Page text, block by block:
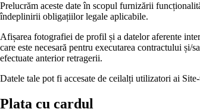
Prelucrăm aceste date în scopul furnizării
îndeplinirii obligațiilor legale aplicabile.
Afișarea fotografiei de profil și a datelor aferente
care este necesară pentru executarea contractului
efectuate anterior retragerii.
Datele tale pot fi accesate de ceilalți utilizatori ai
Plata cu cardul